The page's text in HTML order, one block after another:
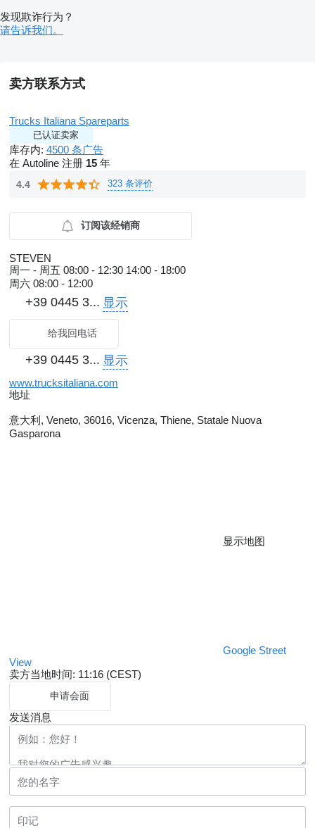
发现欺诈行为？
请告诉我们。
卖方联系方式
Trucks Italiana Spareparts
已认证卖家
库存内: 4500 条广告
在 Autoline 注册 15 年
4.4 323 条评价
订阅该经销商
STEVEN
周一 - 周五 08:00 - 12:30 14:00 - 18:00
周六 08:00 - 12:00
+39 0445 3... 显示
给我回电话
+39 0445 3... 显示
www.trucksitaliana.com
地址
意大利, Veneto, 36016, Vicenza, Thiene, Statale Nuova
Gasparona
显示地图
Google Street
View
卖方当地时间: 11:16 (CEST)
申请会面
发送消息